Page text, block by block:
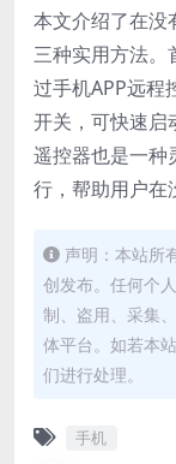
本文介绍了在没
三种实用方法。
过手机APP远程
开关，可快速启
遥控器也是一种
行，帮助用户在
声明：本站所
创发布。任何个
制、盗用、采集
体平台。如若本
们进行处理。
手机